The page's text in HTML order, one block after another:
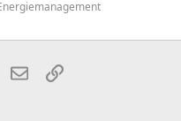
E-MailLink